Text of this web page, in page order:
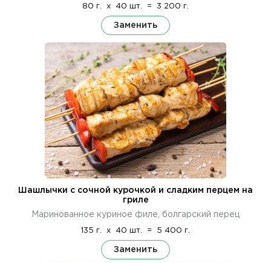
80 г. x 40 шт. = 3 200 г.
Заменить
Шашлычки с сочной курочкой и сладким перцем на
гриле
Маринованное куриное филе, болгарский перец
135 г. x 40 шт. = 5 400 г.
Заменить